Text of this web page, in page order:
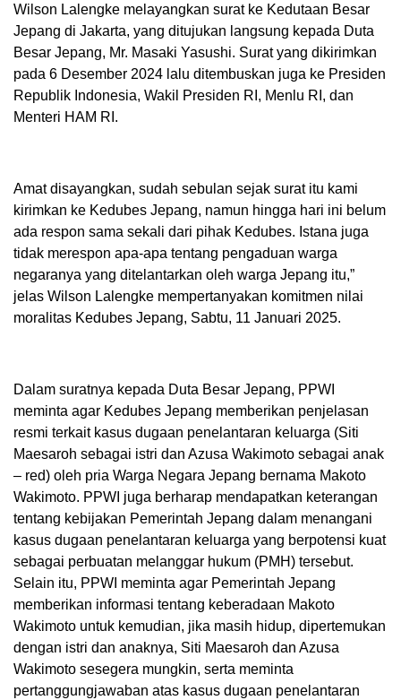
Wilson Lalengke melayangkan surat ke Kedutaan Besar
Jepang di Jakarta, yang ditujukan langsung kepada Duta
Besar Jepang, Mr. Masaki Yasushi. Surat yang dikirimkan
pada 6 Desember 2024 lalu ditembuskan juga ke Presiden
Republik Indonesia, Wakil Presiden RI, Menlu RI, dan
Menteri HAM RI.
Amat disayangkan, sudah sebulan sejak surat itu kami
kirimkan ke Kedubes Jepang, namun hingga hari ini belum
ada respon sama sekali dari pihak Kedubes. Istana juga
tidak merespon apa-apa tentang pengaduan warga
negaranya yang ditelantarkan oleh warga Jepang itu,”
jelas Wilson Lalengke mempertanyakan komitmen nilai
moralitas Kedubes Jepang, Sabtu, 11 Januari 2025.
Dalam suratnya kepada Duta Besar Jepang, PPWI
meminta agar Kedubes Jepang memberikan penjelasan
resmi terkait kasus dugaan penelantaran keluarga (Siti
Maesaroh sebagai istri dan Azusa Wakimoto sebagai anak
– red) oleh pria Warga Negara Jepang bernama Makoto
Wakimoto. PPWI juga berharap mendapatkan keterangan
tentang kebijakan Pemerintah Jepang dalam menangani
kasus dugaan penelantaran keluarga yang berpotensi kuat
sebagai perbuatan melanggar hukum (PMH) tersebut.
Selain itu, PPWI meminta agar Pemerintah Jepang
memberikan informasi tentang keberadaan Makoto
Wakimoto untuk kemudian, jika masih hidup, dipertemukan
dengan istri dan anaknya, Siti Maesaroh dan Azusa
Wakimoto sesegera mungkin, serta meminta
pertanggungjawaban atas kasus dugaan penelantaran